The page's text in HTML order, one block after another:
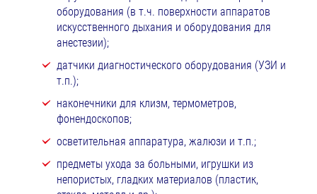
оборудования (в т.ч. поверхности аппаратов
искусственного дыхания и оборудования для
анестезии);
датчики диагностического оборудования (УЗИ и
т.п.);
наконечники для клизм, термометров,
фонендоскопов;
осветительная аппаратура, жалюзи и т.п.;
предметы ухода за больными, игрушки из
непористых, гладких материалов (пластик,